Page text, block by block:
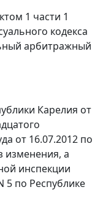
1 части 1
кодекса
арбитражный
Карелия от
от 16.07.2012 по
изменения, а
инспекции
5 по Республике